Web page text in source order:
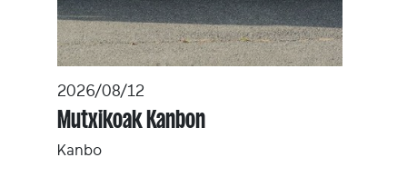
2026/08/12
Mutxikoak Kanbon
Kanbo